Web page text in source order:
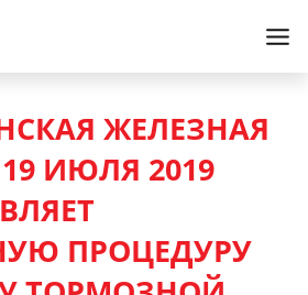
ЖЕЛЕЗНАЯ
ИЮЛЯ 2019
ПРОЦЕДУРУ